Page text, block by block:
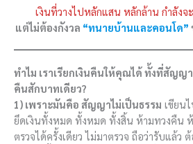
เงินที่วางไปหลักแสน หลักล้าน กำลัง
แต่ไม่ต้องกังวล “ทนายบ้านและคอนโด”
ทำไม เราเรียกเงินคืนให้คุณได้ ทั้งที่สัญญ
คืนสักบาทเดียว?
1) เพราะมันคือ สัญญาไม่เป็นธรรม เขียน
ยึดเงินทั้งหมด ทั้งหมด ทั้งสิ้น ห้ามทวงคืน
ตรวจได้ครั้งเดียว ไม่มาตรวจ ถือว่ารับแล้ว